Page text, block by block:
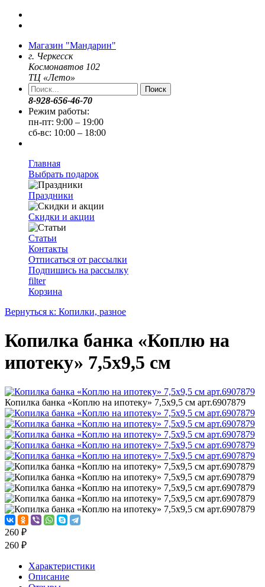
Магазин "Мандарин"
г. Черкесск
Космонавтов 102
ТЦ «Лето»
Поиск
8-928-656-46-70
Режим работы:
пн-пт: 9:00 – 19:00
сб-вс: 10:00 – 18:00
Главная
Выбрать подарок
Праздники
Скидки и акции
Статьи
Контакты
Отписаться от рассылки
Подпишись на рассылку
filter
Корзина
Вернуться к: Копилки, разное
Копилка банка «Коплю на
ипотеку» 7,5х9,5 см
Копилка банка «Коплю на ипотеку» 7,5х9,5 см арт.6907879
260 ₽
260 ₽
Характеристики
Описание